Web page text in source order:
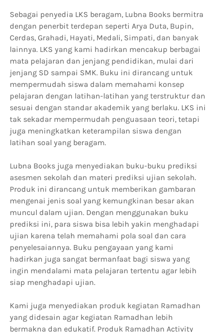
Sebagai penyedia LKS beragam, Lubna Books bermitra
dengan penerbit terdepan seperti Arya Duta, Bupin,
Cerdas, Grahadi, Hayati, Medali, Simpati, dan banyak
lainnya. LKS yang kami hadirkan mencakup berbagai
mata pelajaran dan jenjang pendidikan, mulai dari
jenjang SD sampai SMK. Buku ini dirancang untuk
mempermudah siswa dalam memahami konsep
pelajaran dengan latihan-latihan yang terstruktur dan
sesuai dengan standar akademik yang berlaku. LKS ini
tak sekadar mempermudah penguasaan teori, tetapi
juga meningkatkan keterampilan siswa dengan
latihan soal yang beragam.
Lubna Books juga menyediakan buku-buku prediksi
asesmen sekolah dan materi prediksi ujian sekolah.
Produk ini dirancang untuk memberikan gambaran
mengenai jenis soal yang kemungkinan besar akan
muncul dalam ujian. Dengan menggunakan buku
prediksi ini, para siswa bisa lebih yakin menghadapi
ujian karena telah memahami pola soal dan cara
penyelesaiannya. Buku pengayaan yang kami
hadirkan juga sangat bermanfaat bagi siswa yang
ingin mendalami mata pelajaran tertentu agar lebih
siap menghadapi ujian.
Kami juga menyediakan produk kegiatan Ramadhan
yang didesain agar kegiatan Ramadhan lebih
bermakna dan edukatif. Produk Ramadhan Activity